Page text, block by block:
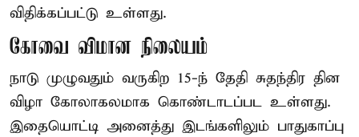
விதிக்கப்பட்டு உள்ளது.
கோவை விமான நிலையம்
நாடு முழுவதும் வருகிற 15-ந் தேதி சுதந்திர தின
விழா கோலாகலமாக கொண்டாடப்பட உள்ளது.
இதையொட்டி அனைத்து இடங்களிலும் பாதுகாப்பு